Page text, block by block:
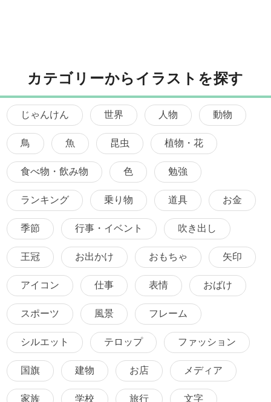
カテゴリーからイラストを探す
じゃんけん 世界 人物 動物
鳥 魚 昆虫 植物・花
食べ物・飲み物 色 勉強
ランキング 乗り物 道具 お金
季節 行事・イベント 吹き出し
王冠 お出かけ おもちゃ 矢印
アイコン 仕事 表情 おばけ
スポーツ 風景 フレーム
シルエット テロップ ファッション
国旗 建物 お店 メディア
家族 学校 旅行 文字